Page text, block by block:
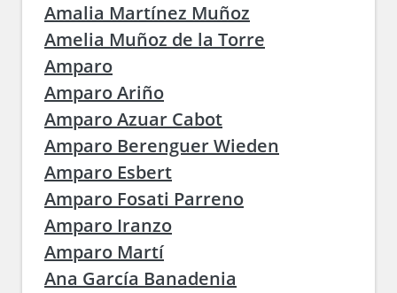
Amalia Martínez Muñoz
Amelia Muñoz de la Torre
Amparo
Amparo Ariño
Amparo Azuar Cabot
Amparo Berenguer Wieden
Amparo Esbert
Amparo Fosati Parreno
Amparo Iranzo
Amparo Martí
Ana García Banadenia